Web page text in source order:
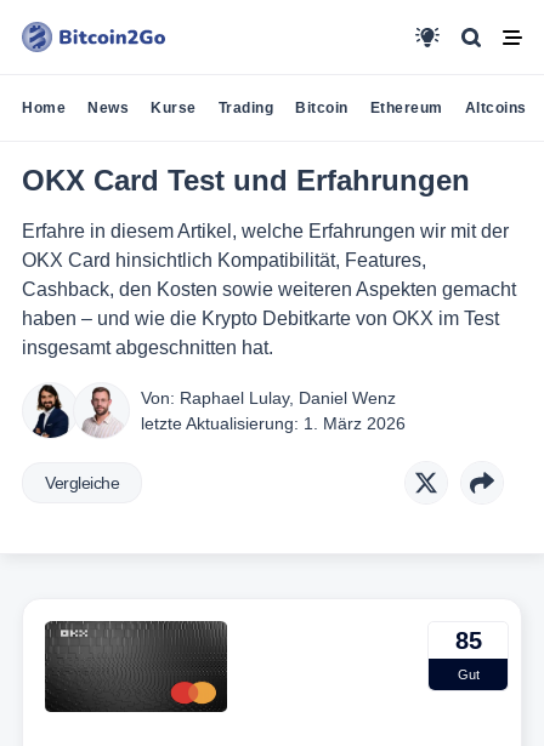
Home News Kurse Trading Bitcoin Ethereum Altcoins
OKX Card Test und Erfahrungen
Erfahre in diesem Artikel, welche Erfahrungen wir mit der
OKX Card hinsichtlich Kompatibilität, Features,
Cashback, den Kosten sowie weiteren Aspekten gemacht
haben – und wie die Krypto Debitkarte von OKX im Test
insgesamt abgeschnitten hat.
Von: Raphael Lulay, Daniel Wenz
letzte Aktualisierung: 1. März 2026
Vergleiche
85
Gut